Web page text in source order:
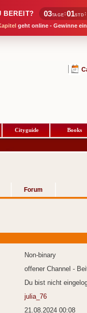
BEREIT? 03TAGE :01STD :
geht online - Gewinne
Cityguide Books
Forum
Non-binary
offener Channel -
Du bist nicht
julia_76
21.08.2024 00:08